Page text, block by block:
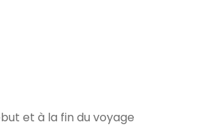
et à la fin du voyage